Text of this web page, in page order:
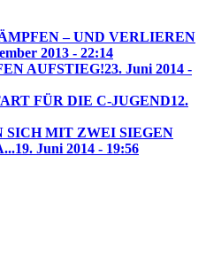
– UND VERLIEREN
2013 - 22:14
AUFSTIEG!23. Juni 2014 -
FÜR DIE C-JUGEND12.
SICH MIT ZWEI SIEGEN
19. Juni 2014 - 19:56